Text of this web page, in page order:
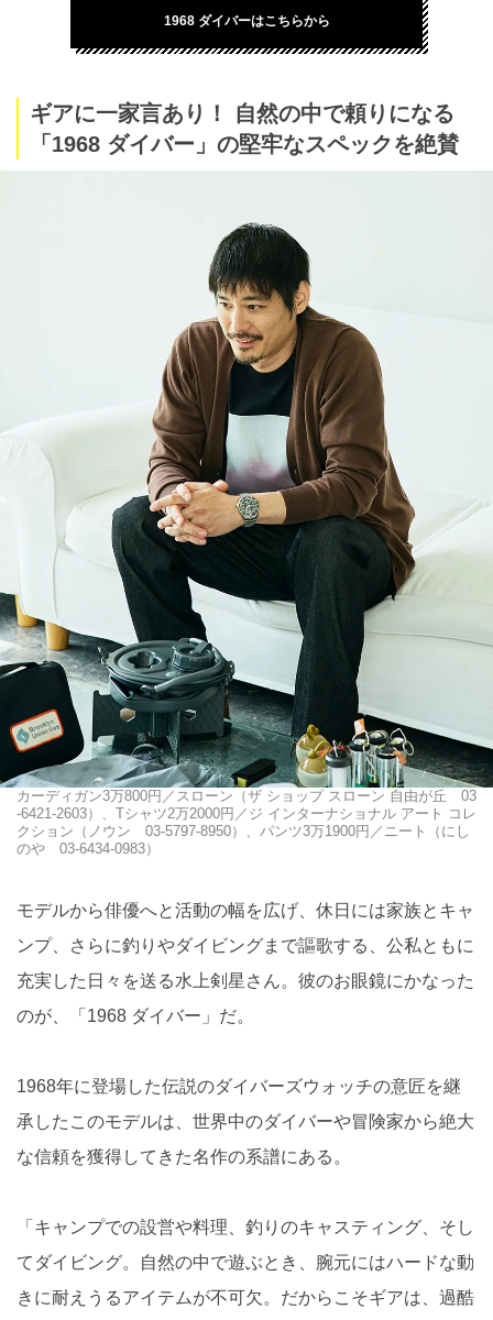
1968 ダイバーはこちらから
ギアに一家言あり！ 自然の中で頼りになる
「1968 ダイバー」の堅牢なスペックを絶賛
カーディガン3万800円／スローン（ザ ショップ スローン 自由が丘 03
-6421-2603）、Tシャツ2万2000円／ジ インターナショナル アート コレ
クション（ノウン 03-5797-8950）、パンツ3万1900円／ニート（にし
のや 03-6434-0983）
モデルから俳優へと活動の幅を広げ、休日には家族とキャ
ンプ、さらに釣りやダイビングまで謳歌する、公私ともに
充実した日々を送る水上剣星さん。彼のお眼鏡にかなった
のが、「1968 ダイバー」だ。
1968年に登場した伝説のダイバーズウォッチの意匠を継
承したこのモデルは、世界中のダイバーや冒険家から絶大
な信頼を獲得してきた名作の系譜にある。
「キャンプでの設営や料理、釣りのキャスティング、そし
てダイビング。自然の中で遊ぶとき、腕元にはハードな動
きに耐えうるアイテムが不可欠。だからこそギアは、過酷